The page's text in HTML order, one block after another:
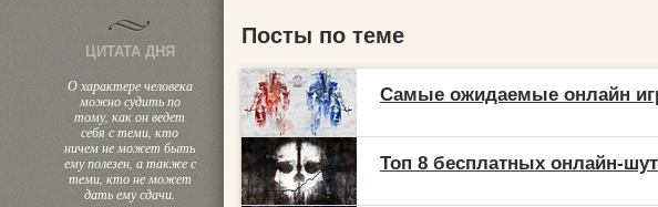
ЦИТАТА ДНЯ
О характере человека
можно судить по
тому, как он ведет
себя с теми, кто
ничем не может быть
ему полезен, а также с
теми, кто не может
дать ему сдачи.
Посты по теме
Самые ожидаемые онлайн
Топ 8 бесплатных онлайн-